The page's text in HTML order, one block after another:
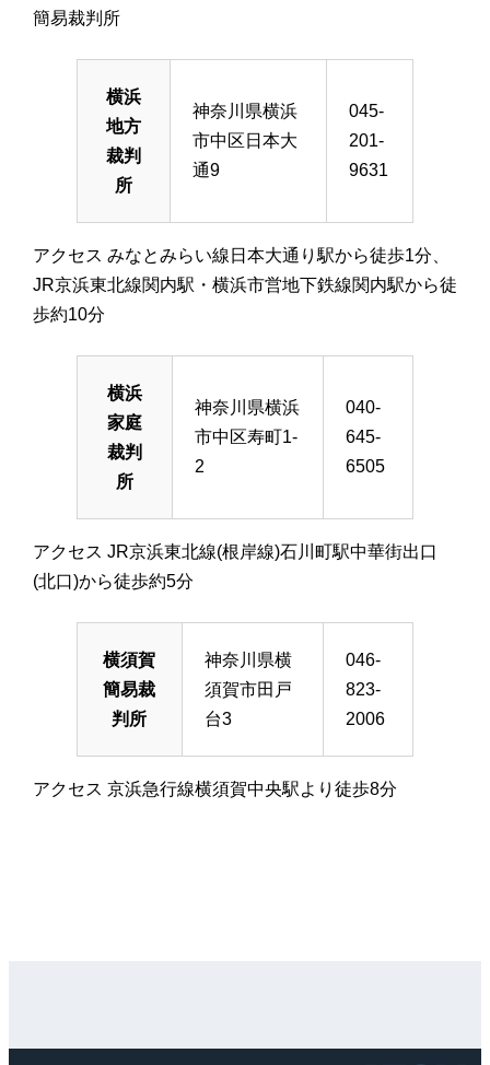
簡易裁判所
横浜
地方
裁判
所
神奈川県横浜
市中区日本大
通9
045-
201-
9631
アクセス みなとみらい線日本大通り駅から徒歩1分、
JR京浜東北線関内駅・横浜市営地下鉄線関内駅から徒
歩約10分
横浜
家庭
裁判
所
神奈川県横浜
市中区寿町1-
2
040-
645-
6505
アクセス JR京浜東北線(根岸線)石川町駅中華街出口
(北口)から徒歩約5分
横須賀
簡易裁
判所
神奈川県横
須賀市田戸
台3
046-
823-
2006
アクセス 京浜急行線横須賀中央駅より徒歩8分